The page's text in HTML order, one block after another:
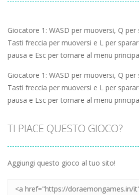
Giocatore 1: WASD per muoversi, Q per
Tasti freccia per muoversi e L per
pausa e Esc per tornare al menu
Giocatore 1: WASD per muoversi, Q per
Tasti freccia per muoversi e L per
pausa e Esc per tornare al menu
TI PIACE QUESTO GIOCO?
Aggiungi questo gioco al tuo sito!